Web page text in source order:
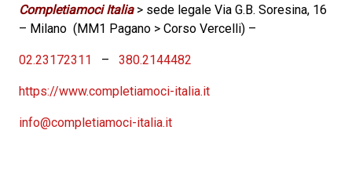
Completiamoci Italia> sede legale Via G.B. Soresina, 16
– Milano (MM1 Pagano > Corso Vercelli) –
02.23172311 – 380.2144482
https://www.completiamoci-italia.it
info@completiamoci-italia.it